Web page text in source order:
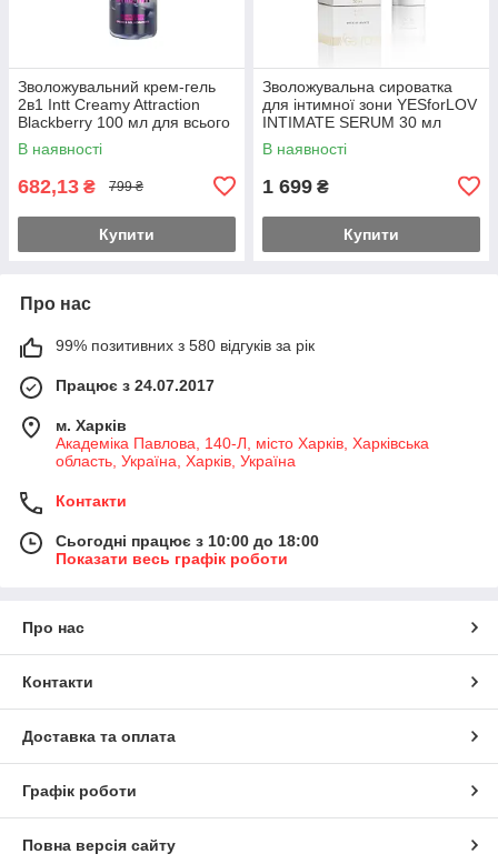
Зволожувальний крем-гель
2в1 Intt Creamy Attraction
Blackberry 100 мл для всього
тіла, вкус ожини
В наявності
682,13 ₴ 799 ₴
Купити
Зволожувальна сироватка
для інтимної зони YESforLOV
INTIMATE SERUM 30 мл
В наявності
1 699 ₴
Купити
Про нас
99% позитивних з 580 відгуків за рік
Працює з 24.07.2017
м. Харків
Академіка Павлова, 140-Л, місто Харків, Харківська
область, Україна, Харків, Україна
Контакти
Сьогодні працює з 10:00 до 18:00
Показати весь графік роботи
Про нас
Контакти
Доставка та оплата
Графік роботи
Повна версія сайту